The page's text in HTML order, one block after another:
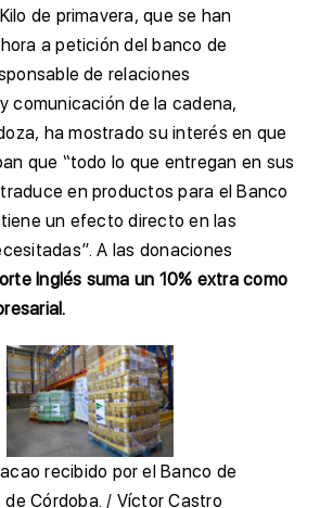
de primavera, que se han
a petición del banco de
de relaciones
comunicación de la cadena,
ha mostrado su interés en que
que “todo lo que entregan en sus
en productos para el Banco
un efecto directo en las
A las donaciones
Inglés suma un 10% extra como
recibido por el Banco de
Córdoba. / Víctor Castro